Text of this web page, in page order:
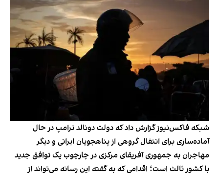
شبکه فاکس‌نیوز گزارش داد که دولت دونالد ترامپ در حال
آماده‌سازی برای انتقال گروهی از پناهجویان ایرانی و دیگر
مهاجران به جمهوری آفریقای مرکزی در چارچوب یک توافق جدید
با کشور ثالث است؛ اقدامی که به گفته این رسانه می‌تواند از